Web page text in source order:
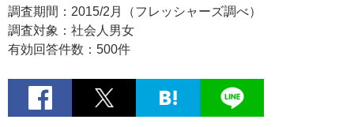
調査期間：2015/2月（フレッシャーズ調べ）
調査対象：社会人男女
有効回答件数：500件